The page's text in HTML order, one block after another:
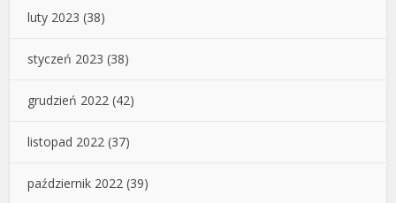
luty 2023 (38)
styczeń 2023 (38)
grudzień 2022 (42)
listopad 2022 (37)
październik 2022 (39)